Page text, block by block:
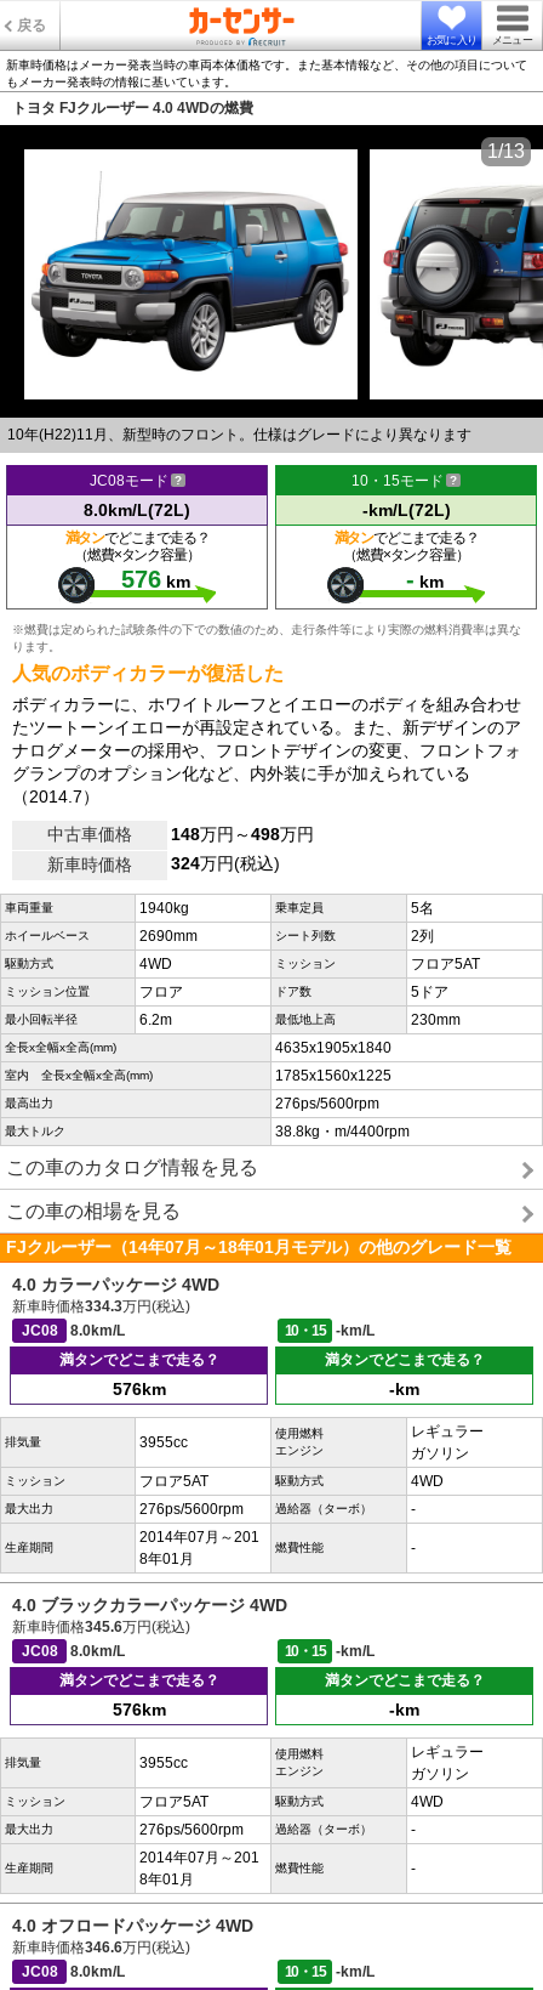
戻る
お気に入り メニュー
新車時価格はメーカー発表当時の車両本体価格です。また基本情報など、その他の項目について
もメーカー発表時の情報に基いています。
トヨタ FJクルーザー 4.0 4WDの燃費
10年(H22)11月、新型時のフロント。仕様はグレードにより異なります
1/13
JC08モード
8.0km/L(72L)
満タンでどこまで走る？
（燃費×タンク容量）
576 km
10・15モード
-km/L(72L)
満タンでどこまで走る？
（燃費×タンク容量）
- km
※燃費は定められた試験条件の下での数値のため、走行条件等により実際の燃料消費率は異な
ります。
人気のボディカラーが復活した
ボディカラーに、ホワイトルーフとイエローのボディを組み合わせ
たツートーンイエローが再設定されている。また、新デザインのア
ナログメーターの採用や、フロントデザインの変更、フロントフォ
グランプのオプション化など、内外装に手が加えられている
（2014.7）
中古車価格
148万円～498万円
新車時価格
324万円(税込)
車両重量 1940kg 乗車定員 5名
ホイールベース 2690mm シート列数 2列
駆動方式 4WD ミッション フロア5AT
ミッション位置 フロア ドア数 5ドア
最小回転半径 6.2m 最低地上高 230mm
全長x全幅x全高(mm) 4635x1905x1840
室内 全長x全幅x全高(mm) 1785x1560x1225
最高出力 276ps/5600rpm
最大トルク 38.8kg・m/4400rpm
この車のカタログ情報を見る
この車の相場を見る
FJクルーザー（14年07月～18年01月モデル）の他のグレード一覧
4.0 カラーパッケージ 4WD
新車時価格334.3万円(税込)
JC08
8.0km/L 10・15
-km/L
満タンでどこまで走る？
576km
満タンでどこまで走る？
-km
排気量 3955cc
使用燃料
エンジン
レギュラー
ガソリン
ミッション フロア5AT 駆動方式 4WD
最大出力 276ps/5600rpm 過給器（ターボ） -
生産期間
2014年07月～201
8年01月
燃費性能 -
4.0 ブラックカラーパッケージ 4WD
新車時価格345.6万円(税込)
JC08
8.0km/L 10・15
-km/L
満タンでどこまで走る？
576km
満タンでどこまで走る？
-km
排気量 3955cc
使用燃料
エンジン
レギュラー
ガソリン
ミッション フロア5AT 駆動方式 4WD
最大出力 276ps/5600rpm 過給器（ターボ） -
生産期間
2014年07月～201
8年01月
燃費性能 -
4.0 オフロードパッケージ 4WD
新車時価格346.6万円(税込)
JC08
8.0km/L 10・15
-km/L